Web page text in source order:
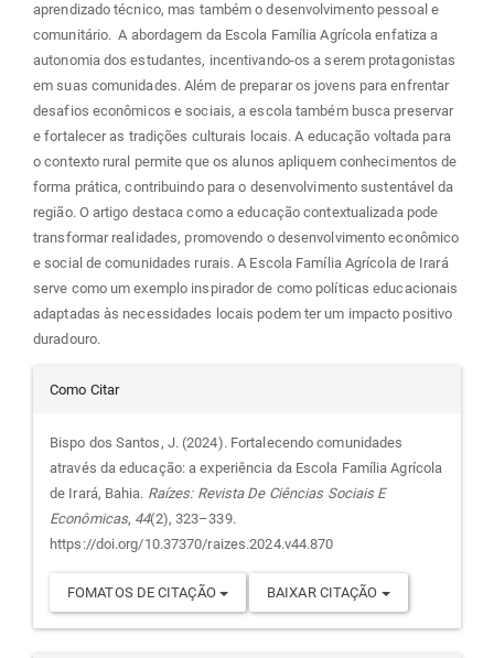
aprendizado técnico, mas também o desenvolvimento pessoal e
comunitário. A abordagem da Escola Família Agrícola enfatiza a
autonomia dos estudantes, incentivando-os a serem protagonistas
em suas comunidades. Além de preparar os jovens para enfrentar
desafios econômicos e sociais, a escola também busca preservar
e fortalecer as tradições culturais locais. A educação voltada para
o contexto rural permite que os alunos apliquem conhecimentos de
forma prática, contribuindo para o desenvolvimento sustentável da
região. O artigo destaca como a educação contextualizada pode
transformar realidades, promovendo o desenvolvimento econômico
e social de comunidades rurais. A Escola Família Agrícola de Irará
serve como um exemplo inspirador de como políticas educacionais
adaptadas às necessidades locais podem ter um impacto positivo
duradouro.
Detalhes
do
artigo
Como Citar
Bispo dos Santos, J. (2024). Fortalecendo comunidades
através da educação: a experiência da Escola Família Agrícola
de Irará, Bahia. Raízes: Revista De Ciências Sociais E
Econômicas, 44(2), 323–339.
https://doi.org/10.37370/raizes.2024.v44.870
FOMATOS DE CITAÇÃO BAIXAR CITAÇÃO